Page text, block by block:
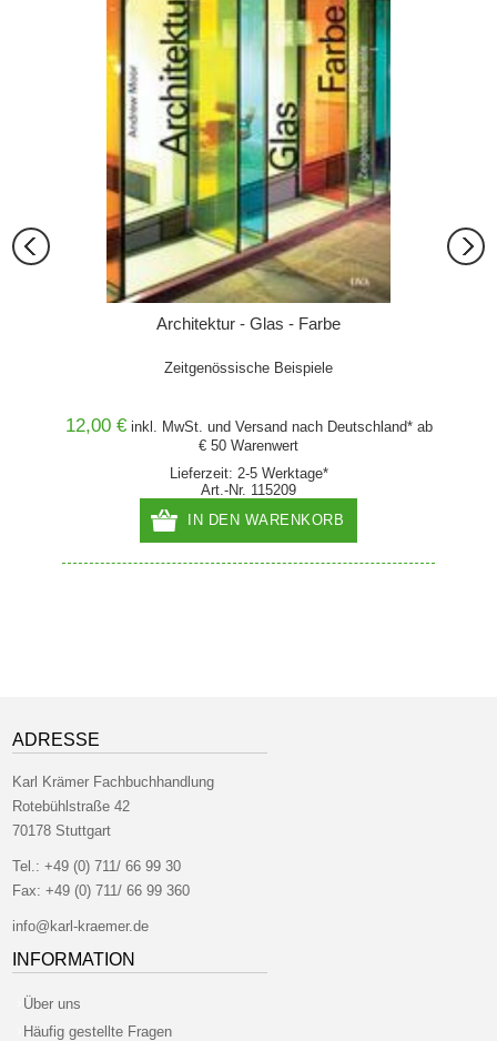
Architektur - Glas - Farbe
Zeitgenössische Beispiele
12,00 € inkl. MwSt. und Versandnach Deutschland* ab
€ 50 Warenwert
Lieferzeit: 2-5 Werktage*
Art.-Nr. 115209
IN DEN WARENKORB
ADRESSE
Karl Krämer Fachbuchhandlung
Rotebühlstraße 42
70178 Stuttgart
Tel.:+49 (0) 711/ 66 99 30
Fax: +49 (0) 711/ 66 99 360
info@karl-kraemer.de
INFORMATION
Über uns
Häufig gestellte Fragen